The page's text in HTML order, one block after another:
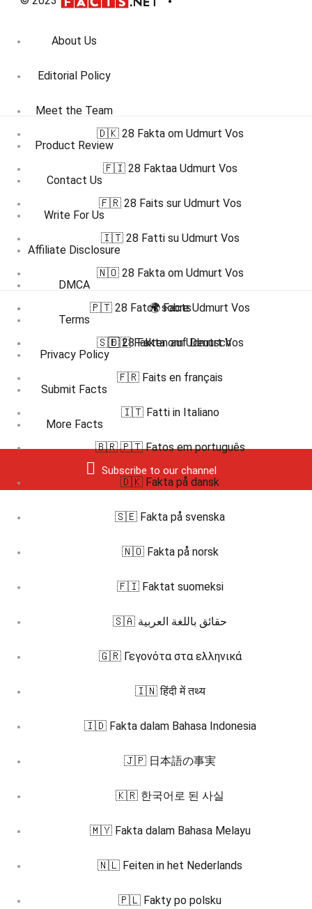
About Us
Editorial Policy
Meet the Team
Product Review
Contact Us
Write For Us
Affiliate Disclosure
DMCA
Terms
Privacy Policy
Submit Facts
More Facts
Subscribe to our channel
🇩🇰 28 Fakta om Udmurt Vos
🇫🇮 28 Faktaa Udmurt Vos
🇫🇷 28 Faits sur Udmurt Vos
🇮🇹 28 Fatti su Udmurt Vos
🇳🇴 28 Fakta om Udmurt Vos
🇵🇹 28 Fatos sobre Udmurt Vos
🇸🇪 28 Fakta om Udmurt Vos
🌍 Facts
🇩🇪 Fakten auf Deutsch
🇫🇷 Faits en français
🇮🇹 Fatti in Italiano
🇧🇷 🇵🇹 Fatos em português
🇩🇰 Fakta på dansk
🇸🇪 Fakta på svenska
🇳🇴 Fakta på norsk
🇫🇮 Faktat suomeksi
🇸🇦 حقائق باللغة العربية
🇬🇷 Γεγονότα στα ελληνικά
🇮🇳 हिंदी में तथ्य
🇮🇩 Fakta dalam Bahasa Indonesia
🇯🇵 日本語の事実
🇰🇷 한국어로 된 사실
🇲🇾 Fakta dalam Bahasa Melayu
🇳🇱 Feiten in het Nederlands
🇵🇱 Fakty po polsku